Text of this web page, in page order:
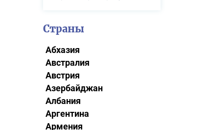
Страны
Абхазия
Австралия
Австрия
Азербайджан
Албания
Аргентина
Армения